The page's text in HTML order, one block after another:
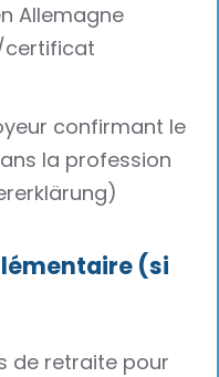
Allemagne
certificat
confirmant le
la profession
(si
de retraite pour